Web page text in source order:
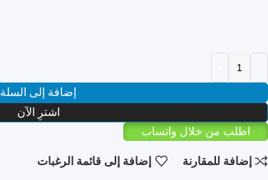
إضافة إلى السلة
اشترِ الآن
اطلب من خلال واتساب
إضافة للمقارنة إضافة إلى قائمة الرغبات